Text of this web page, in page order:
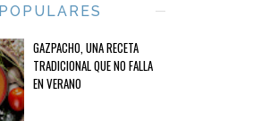
POPULARES
GAZPACHO, UNA RECETA
TRADICIONAL QUE NO FALLA
EN VERANO